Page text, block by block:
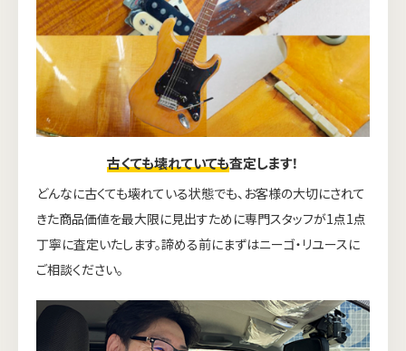
古くても壊れていても査定します！
どんなに古くても壊れている状態でも、お客様の大切にされて
きた商品価値を最大限に見出すために専門スタッフが1点1点
丁寧に査定いたします。諦める前にまずはニーゴ・リユースに
ご相談ください。